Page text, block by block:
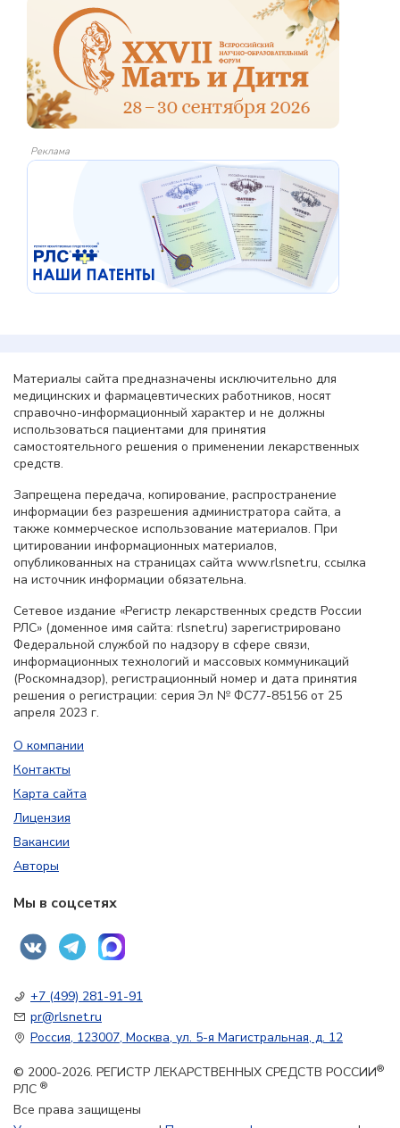
Реклама
Материалы сайта предназначены исключительно для
медицинских и фармацевтических работников, носят
справочно-информационный характер и не должны
использоваться пациентами для принятия
самостоятельного решения о применении лекарственных
средств.
Запрещена передача, копирование, распространение
информации без разрешения администратора сайта, а
также коммерческое использование материалов. При
цитировании информационных материалов,
опубликованных на страницах сайта www.rlsnet.ru, ссылка
на источник информации обязательна.
Сетевое издание «Регистр лекарственных средств России
РЛС» (доменное имя сайта: rlsnet.ru) зарегистрировано
Федеральной службой по надзору в сфере связи,
информационных технологий и массовых коммуникаций
(Роскомнадзор), регистрационный номер и дата принятия
решения о регистрации: серия Эл № ФС77-85156 от 25
апреля 2023 г.
О компании
Контакты
Карта сайта
Лицензия
Вакансии
Авторы
Мы в соцсетях
+7 (499) 281-91-91
pr@rlsnet.ru
Россия, 123007, Москва, ул. 5-я Магистральная, д. 12
© 2000-2026. РЕГИСТР ЛЕКАРСТВЕННЫХ СРЕДСТВ РОССИИ®
РЛС ®
Все права защищены